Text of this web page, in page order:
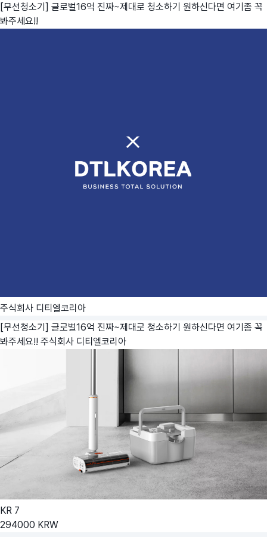
[무선청소기] 글로벌16억 진짜~제대로 청소하기 원하신다면 여기좀 꼭
봐주세요!!
주식회사 디티엘코리아
[무선청소기] 글로벌16억 진짜~제대로 청소하기 원하신다면 여기좀 꼭
봐주세요!! 주식회사 디티엘코리아
KR 7
294000 KRW